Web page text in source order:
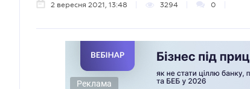
2 вересня 2021, 13:48 3294 0
Реклама